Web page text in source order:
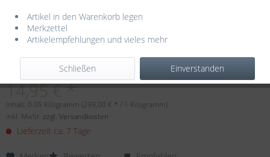
Dieser Artikel steht derzeit nicht zur Verfügung!
14,95 € *
Inhalt: 0.05 Kilogramm (299,00 € * / 1 Kilogramm)
inkl. MwSt. zzgl. Versandkosten
Lieferzeit ca. 7 Tage
Artikel in den Warenkorb legen
Merkzettel
Artikelempfehlungen und vieles mehr
Einverstanden
Schließen